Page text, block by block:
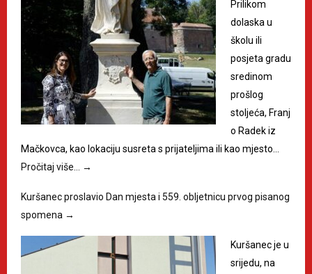
Prilikom
dolaska u
školu ili
posjeta gradu
sredinom
prošlog
stoljeća, Franj
o Radek iz
Mačkovca, kao lokaciju susreta s prijateljima ili kao mjesto…
Pročitaj više…
→
Kuršanec proslavio Dan mjesta i 559. obljetnicu prvog pisanog
spomena →
Kuršanec je u
srijedu, na